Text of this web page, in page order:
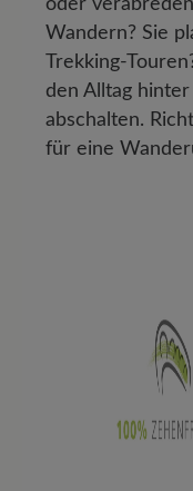
Wandern? Sie
Trekking-
den Alltag
abschalten.
für eine